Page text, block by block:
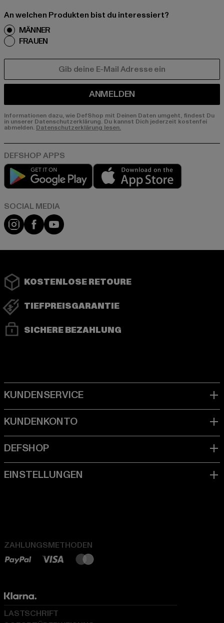
An welchen Produkten bist du interessiert?
MÄNNER
FRAUEN
ANMELDEN
Informationen dazu, wie DefShop mit Deinen Daten umgeht, findest Du
in unserer Datenschutzerklärung. Du kannst Dich jederzeit kostenfei
abmelden. Datenschutzerklärung lesen.
Play market
Instagram
FacebookYouTube
KOSTENLOSE RETOURE
TIEFPREISGARANTIE
SICHERE BEZAHLUNG
ZAHLUNGSMETHODEN
LASTSCHRIFT